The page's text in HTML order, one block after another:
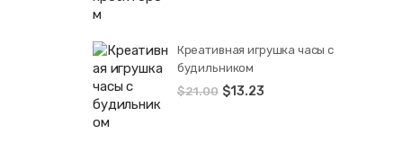
Креативная игрушка часы c
будильником
$21.00 $13.23